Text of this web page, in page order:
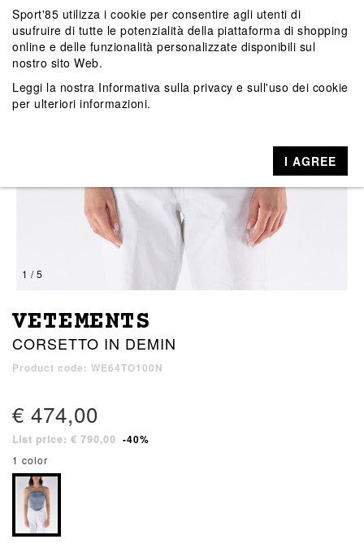
1 / 5
VETEMENTS
CORSETTO IN DEMIN
Product code: WE64TO100N
€ 474,00
List price: € 790,00 -40%
1 color
Sport'85 utilizza i cookie per consentire agli utenti di
usufruire di tutte le potenzialità della piattaforma di shopping
online e delle funzionalità personalizzate disponibili sul
nostro sito Web.
Leggi la nostra Informativa sulla privacy e sull'uso dei cookie
per ulteriori informazioni.
I AGREE